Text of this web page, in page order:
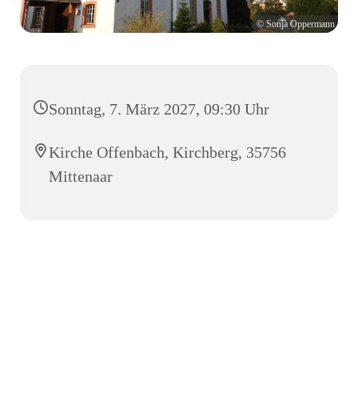
© Sonja Oppermann
Sonntag, 7. März 2027, 09:30 Uhr
Kirche Offenbach, Kirchberg, 35756
Mittenaar